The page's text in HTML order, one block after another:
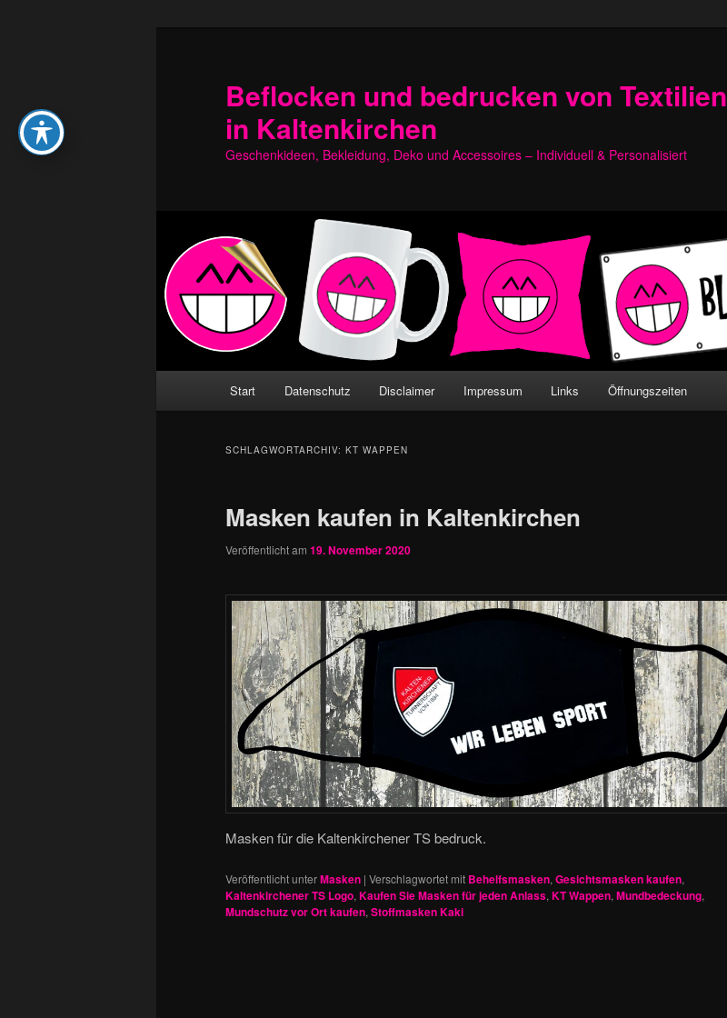
Beflocken und bedrucken von Textilien
in Kaltenkirchen
Geschenkideen, Bekleidung, Deko und Accessoires – Individuell & Personalisiert
Start Datenschutz Disclaimer Impressum Links Öffnungszeiten
SCHLAGWORTARCHIV: KT WAPPEN
Masken kaufen in Kaltenkirchen
Veröffentlicht am 19. November 2020
Masken für die Kaltenkirchener TS bedruck.
Veröffentlicht unterMasken | Verschlagwortet mit Behelfsmasken, Gesichtsmasken kaufen,
Kaltenkirchener TS Logo, Kaufen Sie Masken für jeden Anlass, KT Wappen, Mundbedeckung,
Mundschutz vor Ort kaufen, Stoffmasken Kaki